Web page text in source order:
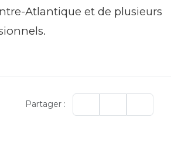
Atlantique et de plusieurs
Partager :